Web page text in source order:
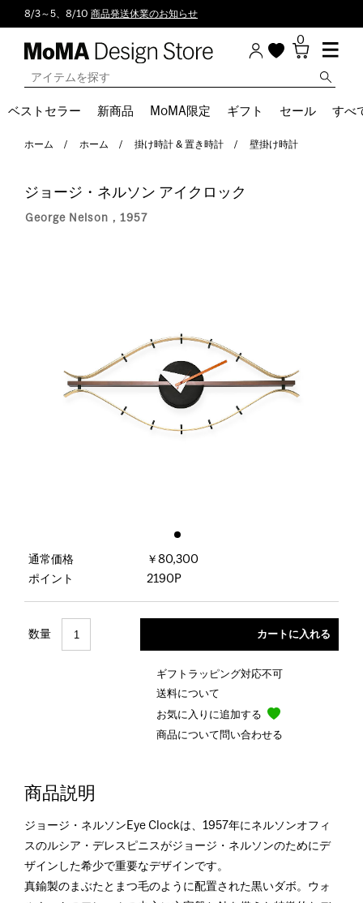
8/3～5、8/10 商品発送休業のお知らせ
0
ベストセラー 新商品 MoMA限定 ギフト セール すべ
ホーム ホーム 掛け時計 & 置き時計 壁掛け時計
ジョージ・ネルソン アイクロック
George Nelson，1957
通常価格
￥80,300
ポイント
2190P
数量
ギフトラッピング対応不可
送料について
お気に入りに追加する
商品について問い合わせる
商品説明
ジョージ・ネルソンEye Clockは、1957年にネルソンオフィ
スのルシア・デレスピニスがジョージ・ネルソンのためにデ
ザインした希少で重要なデザインです。
真鍮製のまぶたとまつ毛のように配置された黒いダボ。ウォ